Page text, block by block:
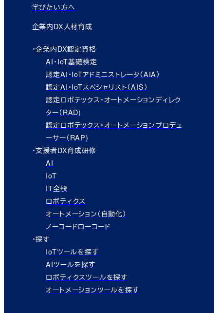
学びたい方へ
企業内DX人材育成
・企業内DX認定資格
AI・IoT基礎検定
認定AI・IoTアドミニストレータ（AIA）
認定AI・IoTスペシャリスト（AIS）
認定ロボテックス・オートメーションディレク
ター（RAD)
認定ロボテックス・オートメーションプロデュ
ーサー（RAP)
・支援者DX育成研修
AI
IoT
IT全般
ロボティクス
オートメーション（自動化）
ノーコードローコード
・探す
IoTツールを探す
AIツールを探す
ロボティクスツールを探す
オートメーションツールを探す